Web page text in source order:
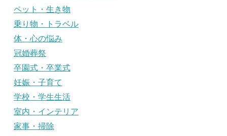
ペット・生き物
乗り物・トラベル
体・心の悩み
冠婚葬祭
卒園式・卒業式
妊娠・子育て
学校・学生生活
室内・インテリア
家事・掃除